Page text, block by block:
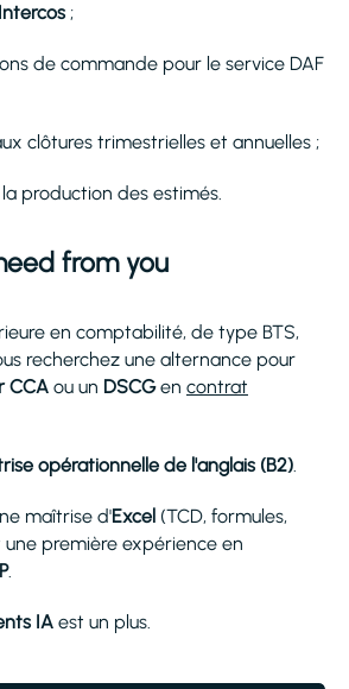
;
de commande pour le service DAF
clôtures trimestrielles et annuelles ;
production des estimés.
from you
en comptabilité, de type BTS,
recherchez une alternance pour
CCA ou un DSCGen contrat
opérationnelle de l'anglais (B2).
maîtrise d'Excel (TCD, formules,
première expérience en
.
IA est un plus.